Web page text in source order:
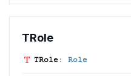
TRole
TRole: Role